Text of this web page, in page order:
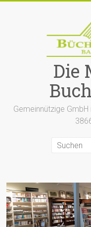
Die
Gemeinnützige